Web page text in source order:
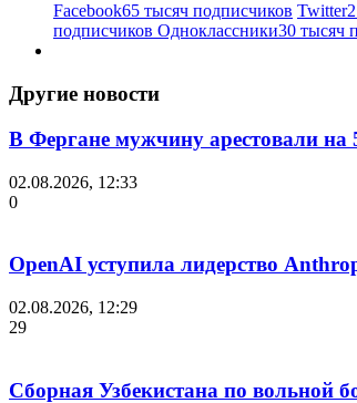
Facebook65 тысяч подписчиков Twitter
подписчиков Одноклассники30 тысяч
Другие новости
В Фергане мужчину арестовали на
02.08.2026, 12:33
0
OpenAI уступила лидерство
02.08.2026, 12:29
29
Сборная Узбекистана по вольной